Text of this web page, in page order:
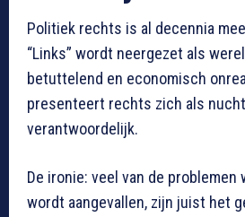
Politiek rechts is al decennia
“Links” wordt neergezet als
betuttelend en economisch
presenteert rechts zich als
verantwoordelijk.
De ironie: veel van de problemen
wordt aangevallen, zijn juist het